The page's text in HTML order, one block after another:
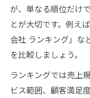
が、単なる順位だけ
とが大切です。例え
会社 ランキング」な
を比較しましょう。
ランキングでは売上
ビス範囲、顧客満足